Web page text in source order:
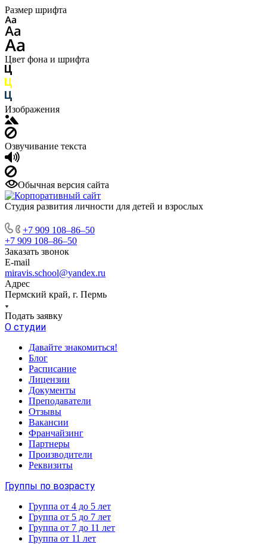
Размер шрифта
Цвет фона и шрифта
Изображения
Озвучивание текста
Обычная версия сайта
Студия развития личности для детей и взрослых
+7 909 108‒86‒50
+7 909 108‒86‒50
Заказать звонок
E-mail
miravis.school@yandex.ru
Адрес
Пермский край, г. Пермь
Подать заявку
О студии
Давайте знакомиться!
Блог
Расписание
Лицензии
Документы
Преподаватели
Отзывы
Вакансии
Франчайзинг
Партнеры
Производители
Реквизиты
Группы по возрасту
Группа от 4 до 5 лет
Группа от 5 до 7 лет
Группа от 7 до 11 лет
Группа от 11 лет